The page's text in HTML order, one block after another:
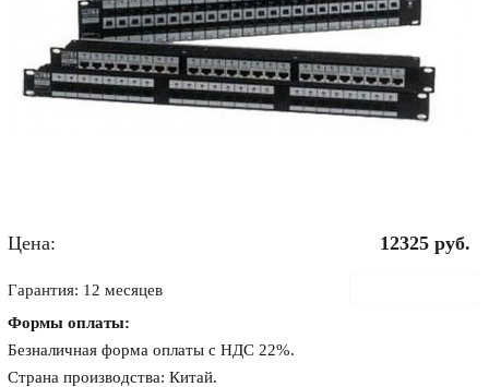
Цена: 12325 руб.
Гарантия: 12 месяцев
Формы оплаты:
Безналичная форма оплаты с НДС 22%.
Страна производства: Китай.